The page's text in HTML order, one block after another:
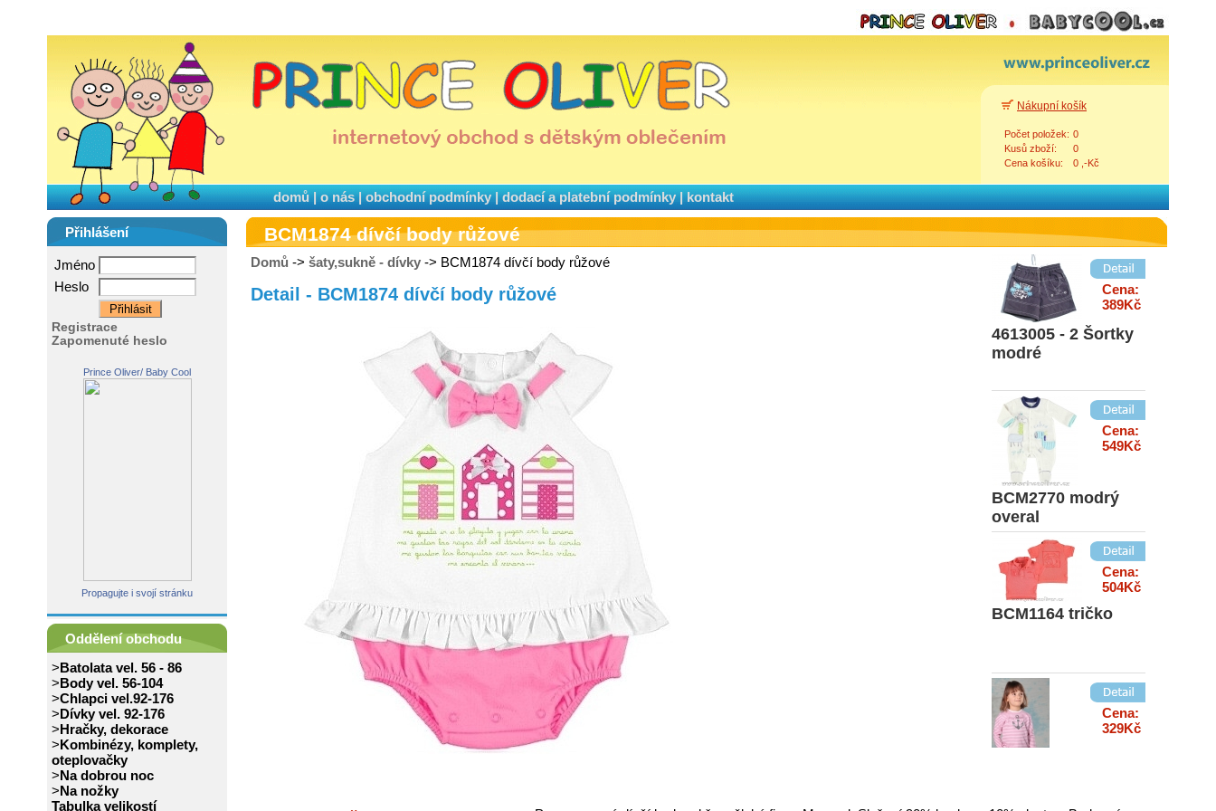
domů|o nás|obchodní podmínky|dodací a platební podmínky|kontakt
Nákupní košík
Počet položek: 0
Kusů zboží:
0
Cena košíku:
0 ,-Kč
Přihlášení
Jméno
Heslo
Registrace
Zapomenuté heslo
Prince Oliver/ Baby Cool
Propagujte i svojí stránku
Oddělení obchodu
>Batolata vel. 56 - 86
>Body vel. 56-104
>Chlapci vel.92-176
>Dívky vel. 92-176
>Hračky, dekorace
>Kombinézy, komplety,
oteplovačky
>Na dobrou noc
>Na nožky
Tabulka velikostí
BCM1874 dívčí body růžové
Zpět
Domů -> šaty,sukně - dívky -> BCM1874 dívčí body růžové
Detail - BCM1874 dívčí body růžové
BCM2072
chlapecké zelené
336Kč
BS95172 tričko
růžový proužek
4613005 - 2 Šortky
modré
Cena:
389Kč
BCM2770 modrý
overal
Cena:
549Kč
BCM1164 tričko
Cena:
504Kč
Cena:
329Kč